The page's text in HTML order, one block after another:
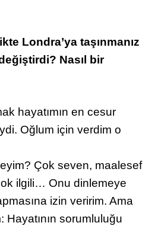
Londra’ya taşınmanız
değiştirdi? Nasıl bir
hayatımın en cesur
Oğlum için verdim o
Çok seven, maalesef
ilgili… Onu dinlemeye
izin veririm. Ama
Hayatının sorumluluğu